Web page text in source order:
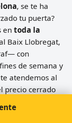
, se te ha
tu puerta?
en toda la
Baix Llobregat,
con
de semana y
atendemos al
precio cerrado